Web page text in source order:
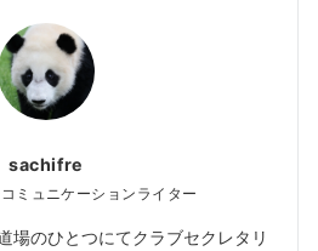
sachifre
ミュニケーションライター
場のひとつにてクラブセクレタリ